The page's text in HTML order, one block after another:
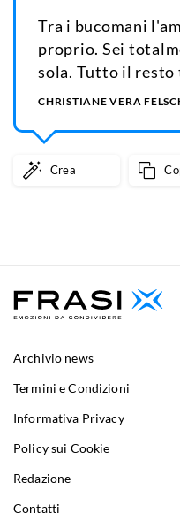
Tra i bucomani
proprio. Sei
sola. Tutto il resto
CHRISTIANE VERA
Crea
Archivio news
Termini e Condizioni
Informativa Privacy
Policy sui Cookie
Redazione
Contatti